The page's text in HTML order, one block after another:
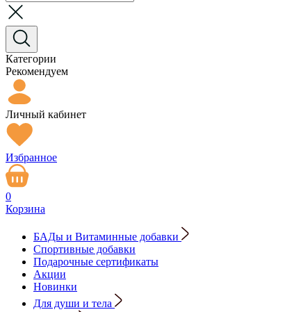
Категории
Рекомендуем
Личный кабинет
Избранное
0
Корзина
БАДы и Витаминные добавки
Спортивные добавки
Подарочные сертификаты
Акции
Новинки
Для души и тела